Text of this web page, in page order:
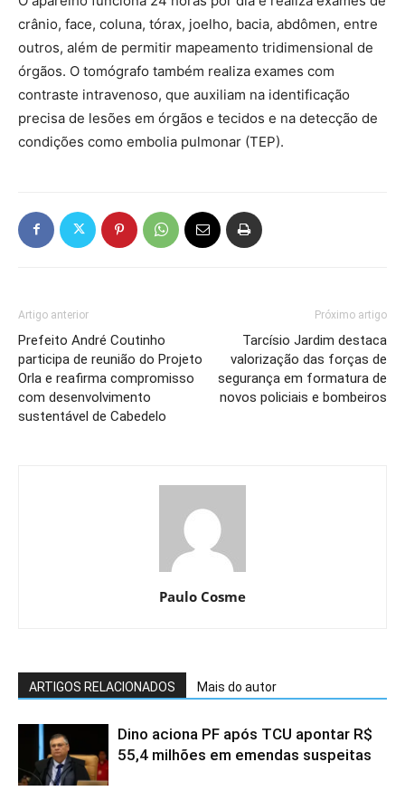
crânio, face, coluna, tórax, joelho, bacia, abdômen, entre
outros, além de permitir mapeamento tridimensional de
órgãos. O tomógrafo também realiza exames com
contraste intravenoso, que auxiliam na identificação
precisa de lesões em órgãos e tecidos e na detecção de
condições como embolia pulmonar (TEP).
Artigo anterior
Prefeito André Coutinho
participa de reunião do Projeto
Orla e reafirma compromisso
com desenvolvimento
sustentável de Cabedelo
Próximo artigo
Tarcísio Jardim destaca
valorização das forças de
segurança em formatura de
novos policiais e bombeiros
Paulo Cosme
ARTIGOS RELACIONADOS Mais do autor
Dino aciona PF após TCU apontar R$
55,4 milhões em emendas suspeitas